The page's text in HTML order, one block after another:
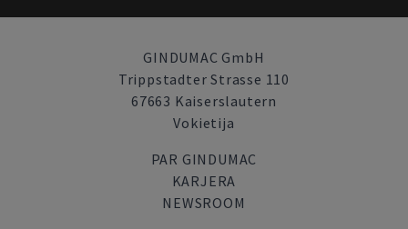
GINDUMAC GmbH
Trippstadter Strasse 110
67663 Kaiserslautern
Vokietija
PAR GINDUMAC
KARJERA
NEWSROOM